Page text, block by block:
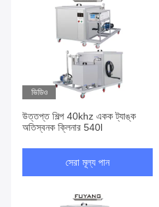
ভিডিও
উত্তপ্ত শিল্প 40khz একক ট্যাঙ্ক
অতিস্বনক ক্লিনার 540l
সেরা মূল্য পান